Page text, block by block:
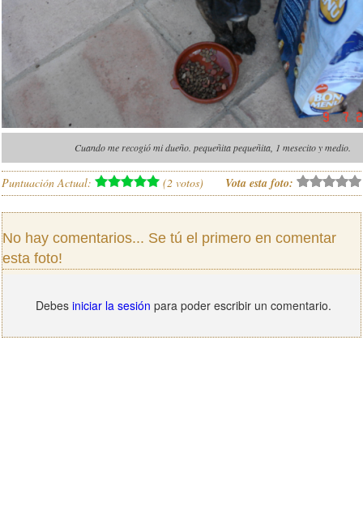
Cuando me recogió mi dueño. pequeñita pequeñita, 1 mesecito y medio.
Puntuación Actual: (2 votos) Vota esta foto:
No hay comentarios... Se tú el primero en comentar
esta foto!
Debes iniciar la sesión para poder escribir un comentario.